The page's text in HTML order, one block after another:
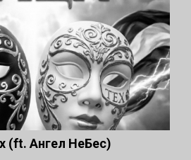
(ft. Ангел НеБес)